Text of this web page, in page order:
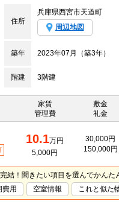
住所
兵庫県西宮市天道町
周辺地図
築年 2023年07月（築3年）
階建 3階建
家賃
管理費
敷金
礼金
10.1万円
5,000円
30,000円
150,000円
結！聞きたい項目を選んでかんた
費用
空室情報 これと似た